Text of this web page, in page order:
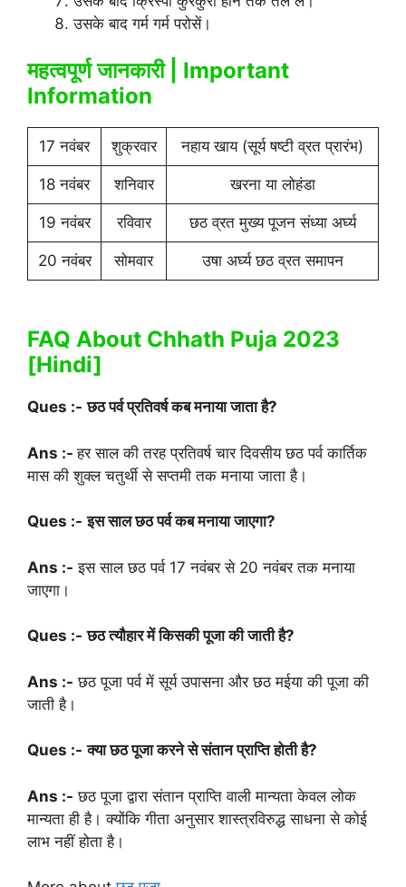
उसके बाद गर्म गर्म परोसें।
महत्वपूर्ण जानकारी | Important
Information
17 नवंबर शुक्रवार नहाय खाय (सूर्य षष्टी व्रत प्रारंभ)
18 नवंबर शनिवार खरना या लोहंडा
19 नवंबर रविवार छठ व्रत मुख्य पूजन संध्या अर्घ्य
20 नवंबर सोमवार उषा अर्घ्य छठ व्रत समापन
FAQ About Chhath Puja 2023
[Hindi]
Ques :- छठ पर्व प्रतिवर्ष कब मनाया जाता है?
Ans :-हर साल की तरह प्रतिवर्ष चार दिवसीय छठ पर्व कार्तिक
मास की शुक्ल चतुर्थी से सप्तमी तक मनाया जाता है।
Ques :- इस साल छठ पर्व कब मनाया जाएगा?
Ans :- इस साल छठ पर्व 17 नवंबर से 20 नवंबर तक मनाया
जाएगा।
Ques :- छठ त्यौहार में किसकी पूजा की जाती है?
Ans :- छठ पूजा पर्व में सूर्य उपासना और छठ मईया की पूजा की
जाती है।
Ques :- क्या छठ पूजा करने से संतान प्राप्ति होती है?
Ans :- छठ पूजा द्वारा संतान प्राप्ति वाली मान्यता केवल लोक
मान्यता ही है। क्योंकि गीता अनुसार शास्त्रविरुद्ध साधना से कोई
लाभ नहीं होता है।